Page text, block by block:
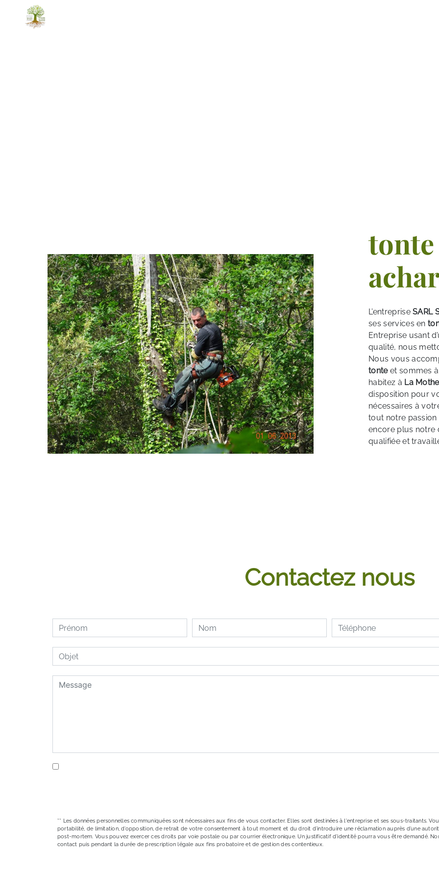
L’entrepriseSARL
ses services en
Entreprise usant
qualité, nous
Nous vous
tonteet sommes à
habitez à La
disposition pour
nécessaires à
tout notre
encore plus notre
qualifiée et
Contactez nous
** Les données personnelles communiquées sont nécessaires aux fins de vous contacter. Elles sont destinées à l'entreprise et ses sous-traitants.
portabilité, de limitation, d’opposition, de retrait de votre consentement à tout moment et du droit d’introduire une réclamation auprès d’une
post-mortem. Vous pouvez exercer ces droits par voie postale ou par courrier électronique. Un justificatif d'identité pourra vous être demandé.
contact puis pendant la durée de prescription légale aux fins probatoire et de gestion des contentieux.